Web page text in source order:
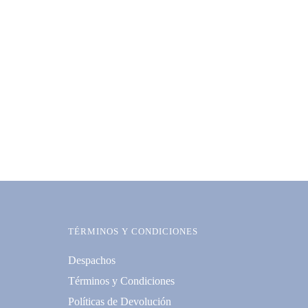
TÉRMINOS Y CONDICIONES
Despachos
Términos y Condiciones
Políticas de Devolución